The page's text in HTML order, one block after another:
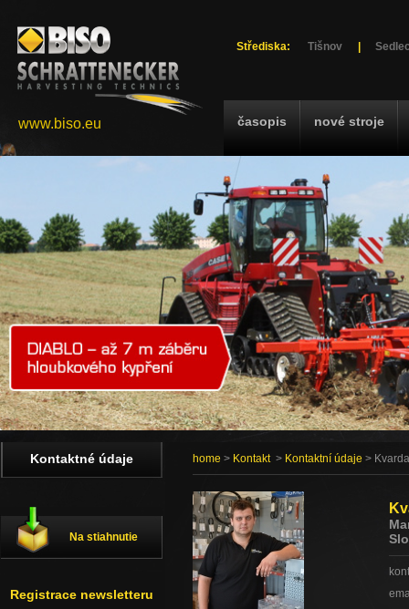
Střediska: Tišnov
časopis nové stroje
www.biso.eu
home > Kontakt> Kontaktní údaje >
Kontaktné údaje
Na stiahnutie
Registrace newsletteru